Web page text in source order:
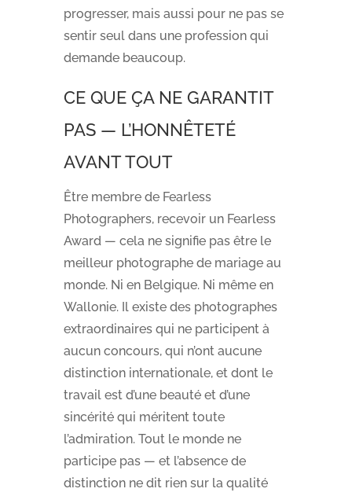
progresser, mais aussi pour ne pas se
sentir seul dans une profession qui
demande beaucoup.
CE QUE ÇA NE GARANTIT
PAS — L’HONNÊTETÉ
AVANT TOUT
Être membre de Fearless
Photographers, recevoir un Fearless
Award — cela ne signifie pas être le
meilleur photographe de mariage au
monde. Ni en Belgique. Ni même en
Wallonie. Il existe des photographes
extraordinaires qui ne participent à
aucun concours, qui n’ont aucune
distinction internationale, et dont le
travail est d’une beauté et d’une
sincérité qui méritent toute
l’admiration. Tout le monde ne
participe pas — et l’absence de
distinction ne dit rien sur la qualité